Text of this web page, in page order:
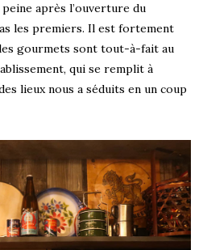
après l’ouverture du
les premiers. Il est fortement
gourmets sont tout-à-fait au
qui se remplit à
lieux nous a séduits en un coup